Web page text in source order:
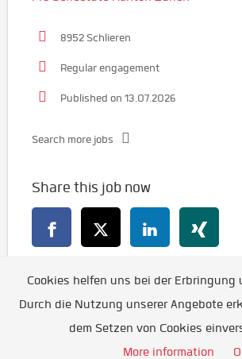
8952 Schlieren
Regular engagement
Published on 13.07.2026
Search more jobs
Share this job now
Go back
Cookies helfen uns bei der Erbringung
Durch die Nutzung unserer Angebote
dem Setzen von Cookies
More information